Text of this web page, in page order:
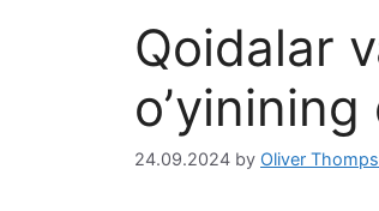
Qoidalar
24.09.2024 by Oliver